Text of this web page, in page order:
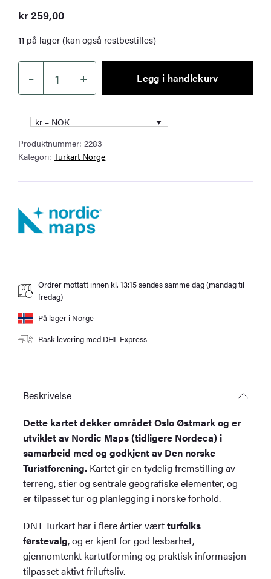
kr259,00
11 på lager (kan også restbestilles)
–
DNT
Turkart
antall
+ Legg i handlekurv
kr – NOK
Produktnummer:2283
Kategori:Turkart Norge
Ordrer mottatt innen kl. 13:15 sendes samme dag (mandag til
fredag)
På lager i Norge
Rask levering med DHL Express
Beskrivelse
Dette kartet dekker området Oslo Østmark og er
utviklet av Nordic Maps (tidligere Nordeca) i
samarbeid med og godkjent av Den norske
Turistforening. Kartet gir en tydelig fremstilling av
terreng, stier og sentrale geografiske elementer, og
er tilpasset tur og planlegging i norske forhold.
DNT Turkart har i flere årtier værtturfolks
førstevalg, og er kjent for god lesbarhet,
gjennomtenkt kartutforming og praktisk informasjon
tilpasset aktivt friluftsliv.